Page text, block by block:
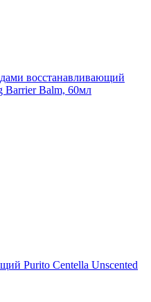
восстанавливающий
Barrier Balm, 60мл
Purito Centella Unscented